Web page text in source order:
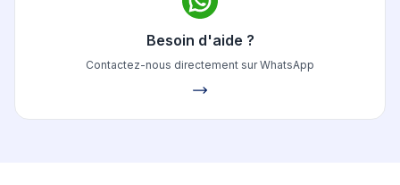
Besoin d'aide ?
Contactez-nous directement sur WhatsApp